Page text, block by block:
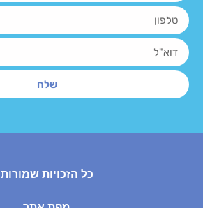
שלח
כל הזכויות שמורות